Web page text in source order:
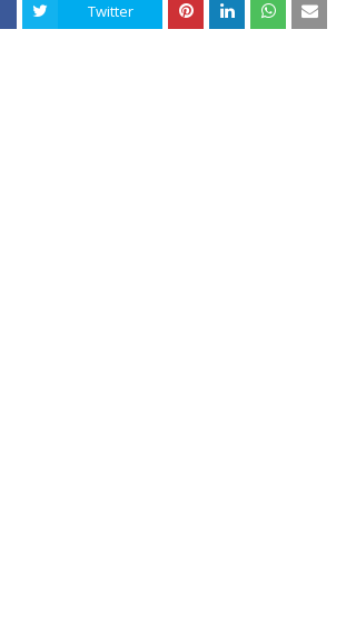
Twitter